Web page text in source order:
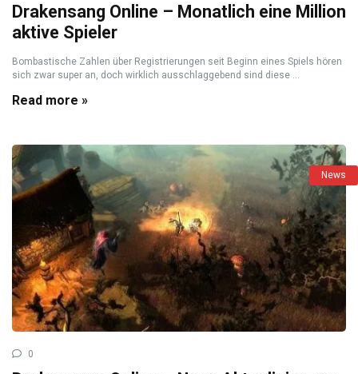
Drakensang Online – Monatlich eine Million
aktive Spieler
Bombastische Zahlen über Registrierungen seit Beginn eines Spiels hören
sich zwar super an, doch wirklich ausschlaggebend sind diese ...
Read more »
News
0